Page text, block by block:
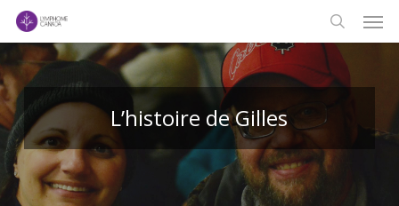
Skip
content
search
L’histoire de Gilles